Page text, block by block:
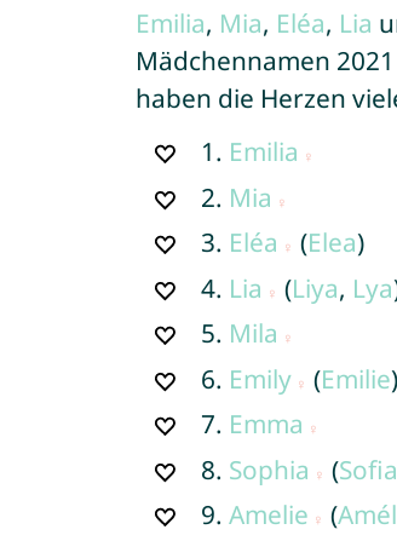
Emilia, Mia, Eléa, Lia
Mädchennamen
haben die Herzen
1. Emilia
2. Mia
3. Eléa (Elea)
4. Lia (Liya, Lya
5. Mila
6. Emily (Emilie)
7. Emma
8. Sophia (Sofia
9.Amelie (